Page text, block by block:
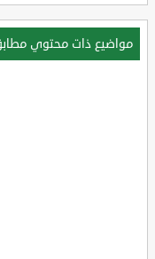
مواضيع ذات محتوي